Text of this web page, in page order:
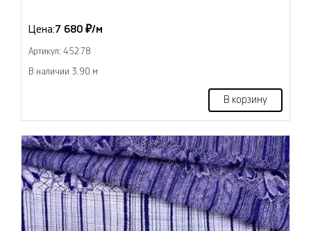
Цена:7 680 ₽/м
Артикул: 45278
В наличии 3.90 м
В корзину